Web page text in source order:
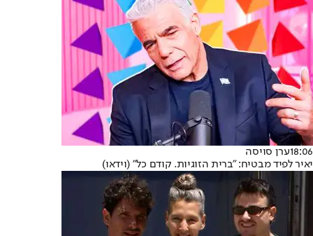
18:06ערן סויסה
יאיר לפיד מבטיח: "ברית הזוגיות. קודם כל" (וידאו)